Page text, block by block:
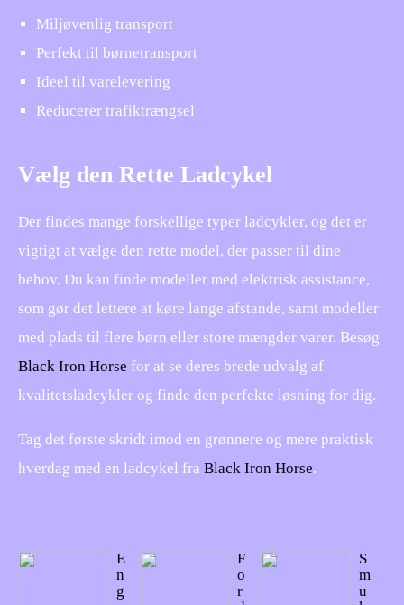
Miljøvenlig transport
Perfekt til børnetransport
Ideel til varelevering
Reducerer trafiktrængsel
Vælg den Rette Ladcykel
Der findes mange forskellige typer ladcykler, og det er
vigtigt at vælge den rette model, der passer til dine
behov. Du kan finde modeller med elektrisk assistance,
som gør det lettere at køre lange afstande, samt modeller
med plads til flere børn eller store mængder varer. Besøg
Black Iron Horse for at se deres brede udvalg af
kvalitetsladcykler og finde den perfekte løsning for dig.
Tag det første skridt imod en grønnere og mere praktisk
hverdag med en ladcykel fra Black Iron Horse.
E
n
g
F
o
r
S
m
u